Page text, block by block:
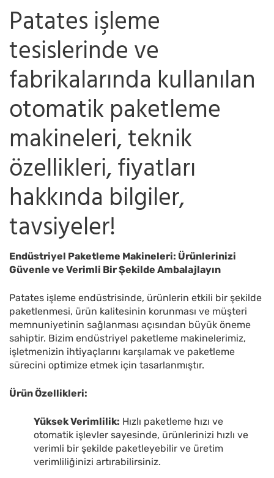
Patates işleme
tesislerinde ve
fabrikalarında kullanılan
otomatik paketleme
makineleri, teknik
özellikleri, fiyatları
hakkında bilgiler,
tavsiyeler!
Endüstriyel Paketleme Makineleri: Ürünlerinizi
Güvenle ve Verimli Bir Şekilde Ambalajlayın
Patates işleme endüstrisinde, ürünlerin etkili bir şekilde
paketlenmesi, ürün kalitesinin korunması ve müşteri
memnuniyetinin sağlanması açısından büyük öneme
sahiptir. Bizim endüstriyel paketleme makinelerimiz,
işletmenizin ihtiyaçlarını karşılamak ve paketleme
sürecini optimize etmek için tasarlanmıştır.
Ürün Özellikleri:
Yüksek Verimlilik: Hızlı paketleme hızı ve
otomatik işlevler sayesinde, ürünlerinizi hızlı ve
verimli bir şekilde paketleyebilir ve üretim
verimliliğinizi artırabilirsiniz.